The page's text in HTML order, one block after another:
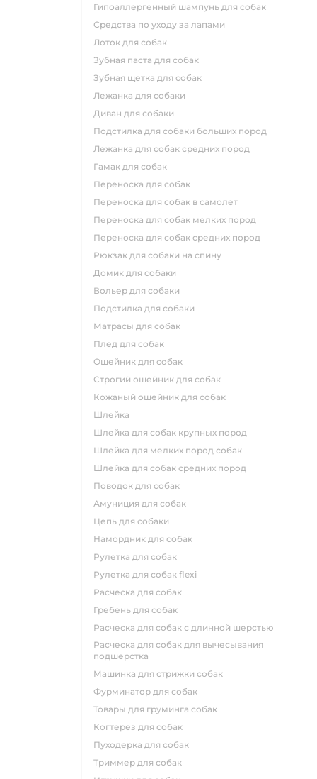
гипоаллергенный шампунь для собак
средства по уходу за лапами
лоток для собак
зубная паста для собак
зубная щетка для собак
лежанка для собаки
диван для собаки
подстилка для собаки больших пород
лежанка для собак средних пород
гамак для собак
переноска для собак
переноска для собак в самолет
переноска для собак мелких пород
переноска для собак средних пород
рюкзак для собаки на спину
домик для собаки
вольер для собаки
подстилка для собаки
матрасы для собак
плед для собак
ошейник для собак
строгий ошейник для собак
кожаный ошейник для собак
шлейка
шлейка для собак крупных пород
шлейка для мелких пород собак
шлейка для собак средних пород
поводок для собак
амуниция для собак
цепь для собаки
намордник для собак
рулетка для собак
рулетка для собак flexi
расческа для собак
гребень для собак
расческа для собак с длинной шерстью
расческа для собак для вычесывания
подшерстка
машинка для стрижки собак
фурминатор для собак
товары для груминга собак
когтерез для собак
пуходерка для собак
триммер для собак